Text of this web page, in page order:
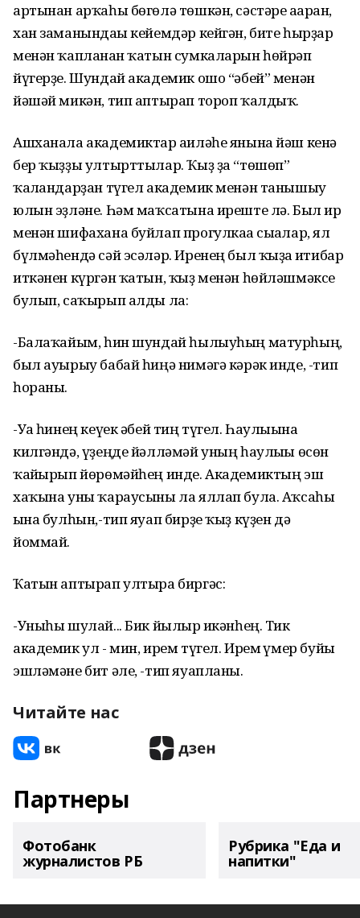
артынан арҡаһы бөгөлә төшкән, сәстәре ағарған,
хан заманындағы кейемдәр кейгән, бите һырҙар
менән ҡапланған ҡатын сумкаларын һөйрәп
йүгерҙе. Шундай академик ошо “әбей” менән
йәшәй микән, тип аптырап тороп ҡалдыҡ.
Ашханала академиктар ғаиләһе янына йәш кенә
бер ҡыҙҙы ултырттылар. Ҡыҙ ҙа “төшөп”
ҡалғандарҙан түгел академик менән танышыу
юлын эҙләне. Һәм маҡсатына иреште лә. Был ир
менән шифахана буйлап прогулкаға сығалар, ял
бүлмәһендә сәй эсәләр. Иренең был ҡыҙға иғтибар
иткәнен күргән ҡатын, ҡыҙ менән һөйләшмәксе
булып, саҡырып алды ла:
-Балаҡайым, һин шундай һылыуһың матурһың,
был ауырыу бабай һиңә нимәгә кәрәк инде, -тип
һораны.
-Уға һинең кеүек әбей тиң түгел. Һаулығына
килгәндә, үҙеңде йәлләмәй уның һаулығы өсөн
ҡайғырып йөрөмәйһең инде. Академиктың эш
хаҡына уны ҡараусыны ла яллап була. Аҡсаһы
ғына булһын,-тип яуап бирҙе ҡыҙ күҙен дә
йоммай.
Ҡатын аптырап ултыра биргәс:
-Уныһы шулай... Бик йылғыр икәнһең. Тик
академик ул - мин, ирем түгел. Ирем ғүмер буйы
эшләмәне бит әле, -тип яуапланы.
Читайте нас
Партнеры
Фотобанк
журналистов РБ
Рубрика "Еда и
напитки"